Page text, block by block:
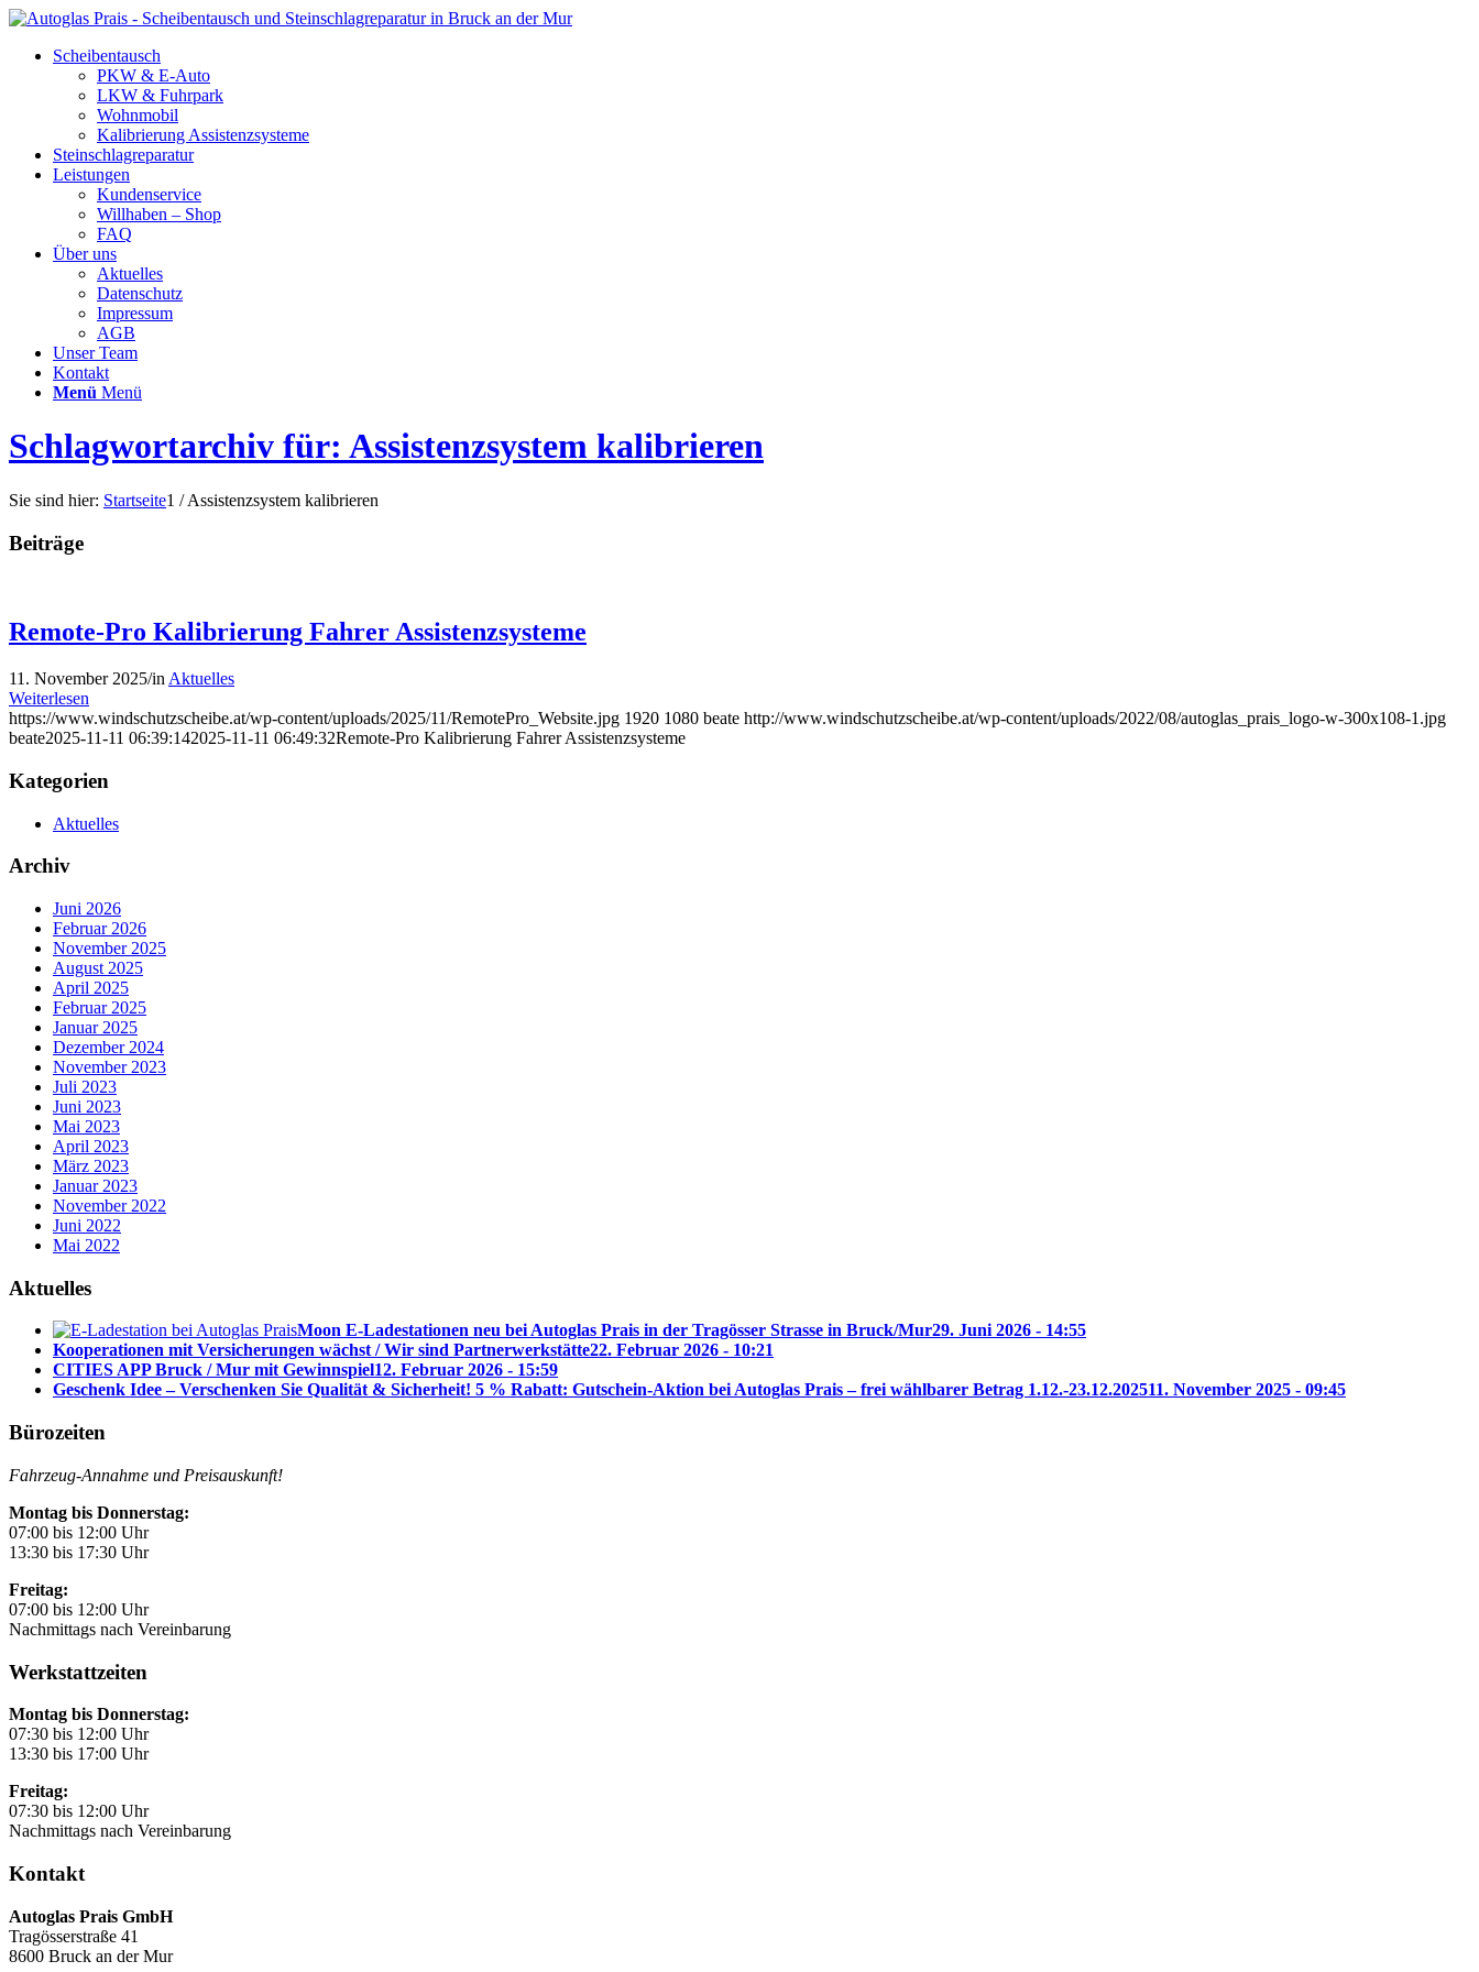
Scheibentausch
PKW & E-Auto
LKW & Fuhrpark
Wohnmobil
Kalibrierung Assistenzsysteme
Steinschlagreparatur
Leistungen
Kundenservice
Willhaben – Shop
FAQ
Über uns
Aktuelles
Datenschutz
Impressum
AGB
Unser Team
Kontakt
Menü Menü
Schlagwortarchiv für: Assistenzsystem kalibrieren
Sie sind hier: Startseite1 / Assistenzsystem kalibrieren
Beiträge
Remote-Pro Kalibrierung Fahrer Assistenzsysteme
11. November 2025/in Aktuelles
Weiterlesen
https://www.windschutzscheibe.at/wp-content/uploads/2025/11/RemotePro_Website.jpg 1920 1080 beate http://www.windschutzscheibe.at/wp-content/uploads/2022/08/autoglas_prais_logo-w-300x108-1.jpg
beate2025-11-11 06:39:142025-11-11 06:49:32Remote-Pro Kalibrierung Fahrer Assistenzsysteme
Kategorien
Aktuelles
Archiv
Juni 2026
Februar 2026
November 2025
August 2025
April 2025
Februar 2025
Januar 2025
Dezember 2024
November 2023
Juli 2023
Juni 2023
Mai 2023
April 2023
März 2023
Januar 2023
November 2022
Juni 2022
Mai 2022
Aktuelles
Moon E-Ladestationen neu bei Autoglas Prais in der Tragösser Strasse in Bruck/Mur29. Juni 2026 - 14:55
Kooperationen mit Versicherungen wächst / Wir sind Partnerwerkstätte22. Februar 2026 - 10:21
CITIES APP Bruck / Mur mit Gewinnspiel12. Februar 2026 - 15:59
Geschenk Idee – Verschenken Sie Qualität & Sicherheit! 5 % Rabatt: Gutschein-Aktion bei Autoglas Prais – frei wählbarer Betrag 1.12.-23.12.202511. November 2025 - 09:45
Bürozeiten
Fahrzeug-Annahme und Preisauskunft!
Montag bis Donnerstag:
07:00 bis 12:00 Uhr
13:30 bis 17:30 Uhr
Freitag:
07:00 bis 12:00 Uhr
Nachmittags nach Vereinbarung
Werkstattzeiten
Montag bis Donnerstag:
07:30 bis 12:00 Uhr
13:30 bis 17:00 Uhr
Freitag:
07:30 bis 12:00 Uhr
Nachmittags nach Vereinbarung
Kontakt
Autoglas Prais GmbH
Tragösserstraße 41
8600 Bruck an der Mur